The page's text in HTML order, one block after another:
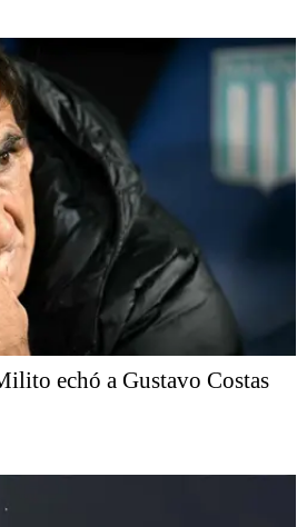
echó a Gustavo Costas